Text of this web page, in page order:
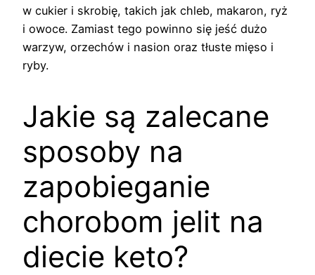
w cukier i skrobię, takich jak chleb, makaron, ryż
i owoce. Zamiast tego powinno się jeść dużo
warzyw, orzechów i nasion oraz tłuste mięso i
ryby.
Jakie są zalecane
sposoby na
zapobieganie
chorobom jelit na
diecie keto?